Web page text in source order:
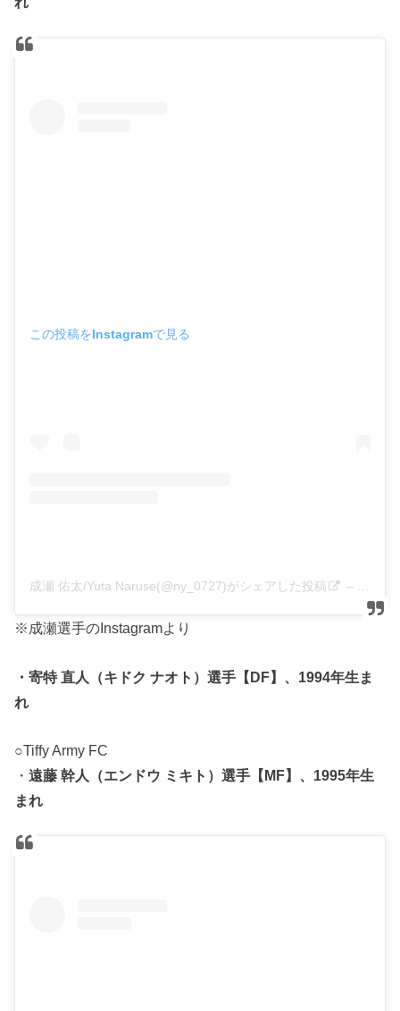
この投稿をInstagramで見る
成瀬 佑太/Yuta Naruse(@ny_0727)がシェアした投稿 –
※成瀬選手のInstagramより
・寄特 直人（キドク ナオト）選手【DF】、1994年生ま
れ
○Tiffy Army FC
・遠藤 幹人（エンドウ ミキト）選手【MF】、1995年生
まれ